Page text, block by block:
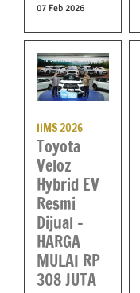
07 Feb 2026
IIMS 2026
Toyota
Veloz
Hybrid EV
Resmi
Dijual –
HARGA
MULAI RP
308 JUTA